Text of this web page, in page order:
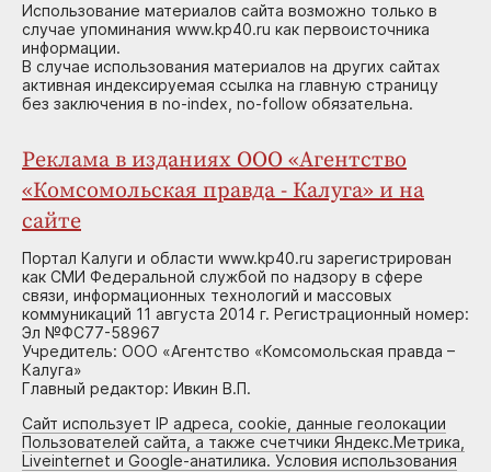
Использование материалов сайта возможно только в
случае упоминания www.kp40.ru как первоисточника
информации.
В случае использования материалов на других сайтах
активная индексируемая ссылка на главную страницу
без заключения в no-index, no-follow обязательна.
Реклама в изданиях ООО «Агентство
«Комсомольская правда - Калуга» и на
сайте
Портал Калуги и области www.kp40.ru зарегистрирован
как СМИ Федеральной службой по надзору в сфере
связи, информационных технологий и массовых
коммуникаций 11 августа 2014 г. Регистрационный номер:
Эл №ФС77-58967
Учредитель: ООО «Агентство «Комсомольская правда –
Калуга»
Главный редактор: Ивкин В.П.
Сайт использует IP адреса, cookie, данные геолокации
Пользователей сайта, а также счетчики Яндекс.Метрика,
Liveinternet и Google-анатилика. Условия использования